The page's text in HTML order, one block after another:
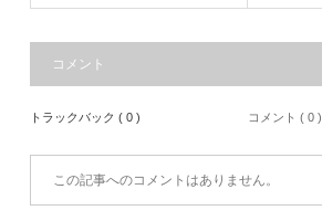
コメント
トラックバック ( 0 ) コメント ( 0 )
この記事へのコメントはありません。